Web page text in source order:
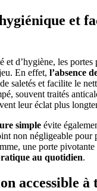
et
et d’hygiène, les
En effet, l’absence
saletés et facilite le
souvent traités
leur éclat plus
simple évite
non négligeable pour
une porte pivotante
au quotidien.
accessible à